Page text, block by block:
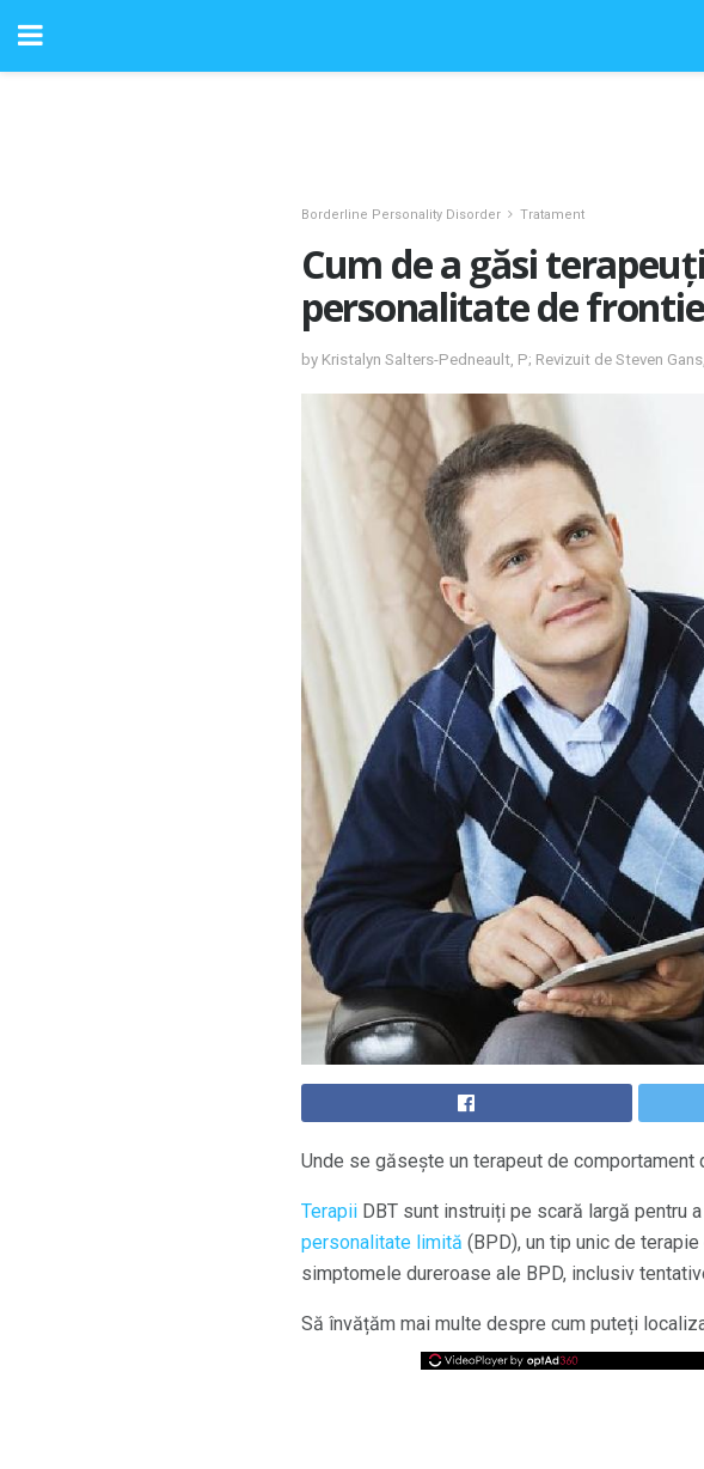
Borderline Personality Disorder Tratament
Cum de a găsi
personalitate de
by Kristalyn Salters-Pedneault, P; Revizuit de Steven
Unde se găsește un terapeut de comportament
Terapii DBT sunt instruiți pe scară largă pentru
personalitate limită (BPD), un tip unic de
simptomele dureroase ale BPD, inclusiv
Să învățăm mai multe despre cum puteți